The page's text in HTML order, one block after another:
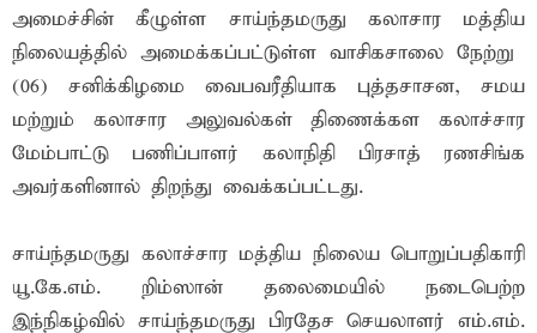
அமைச்சின் கீழுள்ள சாய்ந்தமருது கலாசார மத்திய
நிலையத்தில் அமைக்கப்பட்டுள்ள வாசிகசாலை நேற்று
(06) சனிக்கிழமை வைபவரீதியாக புத்தசாசன, சமய
மற்றும் கலாசார அலுவல்கள் திணைக்கள கலாச்சார
மேம்பாட்டு பணிப்பாளர் கலாநிதி பிரசாத் ரணசிங்க
அவர்களினால் திறந்து வைக்கப்பட்டது.
சாய்ந்தமருது கலாச்சார மத்திய நிலைய பொறுப்பதிகாரி
யூ.கே.எம். றிம்ஸான் தலைமையில் நடைபெற்ற
இந்நிகழ்வில் சாய்ந்தமருது பிரதேச செயலாளர் எம்.எம்.